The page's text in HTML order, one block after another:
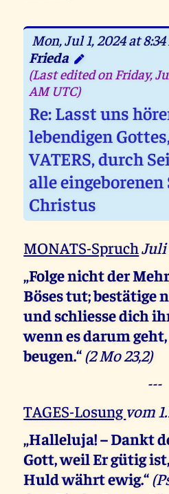
Mon, Jul 1, 2024 at
Frieda
(Last edited on Friday,
AM UTC)
Re: Lasst uns
lebendigen
VATERS, durch
alle eingeborenen
Christus
MONATS-SpruchJuli
„Folge nicht der
Böses tut; bestätige
und schliesse dich
wenn es darum
beugen.“(2 Mo 23,2)
---
TAGES-Losung vom
„Halleluja! – Dankt
Gott, weil Er gütig
Huld währt ewig.“